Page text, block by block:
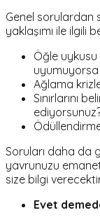
Genel sorulardan
yaklaşımı ile ilgili
Öğle
uyumuyorsa
Ağlama
Sınırlarını
Soruları daha da
yavrunuzu
size bilgi
Evet